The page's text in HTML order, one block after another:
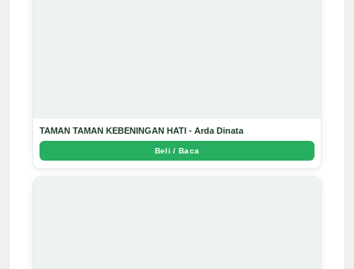
TAMAN TAMAN KEBENINGAN HATI - Arda Dinata
Beli / Baca